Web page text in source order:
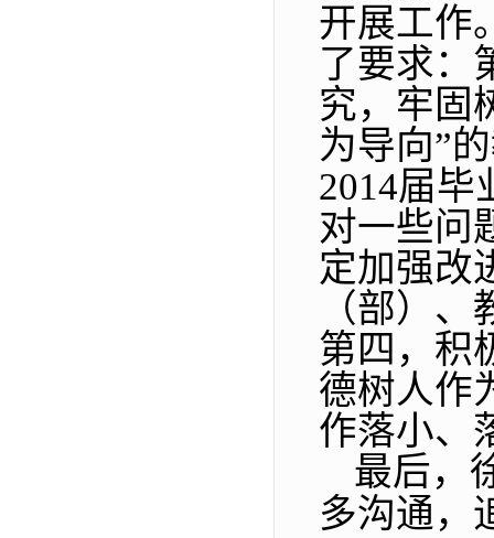
开展工作
了要求：
究，牢固
为导向”
2014届毕
对一些问
定加强改
（部）
第四，积
德树人作
作落小、
最后，
多沟通，